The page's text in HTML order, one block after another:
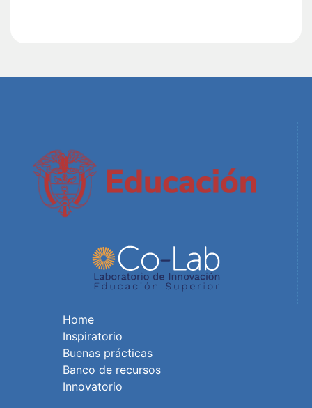
Home
Inspiratorio
Buenas prácticas
Banco de recursos
Innovatorio